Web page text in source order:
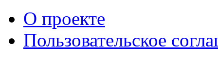
О проекте
Пользовательское